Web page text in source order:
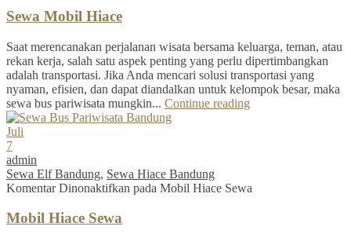
Sewa Mobil Hiace
Saat merencanakan perjalanan wisata bersama keluarga, teman, atau
rekan kerja, salah satu aspek penting yang perlu dipertimbangkan
adalah transportasi. Jika Anda mencari solusi transportasi yang
nyaman, efisien, dan dapat diandalkan untuk kelompok besar, maka
sewa bus pariwisata mungkin... Continue reading
Juli
7
admin
Sewa Elf Bandung, Sewa Hiace Bandung
Komentar Dinonaktifkan pada Mobil Hiace Sewa
Mobil Hiace Sewa